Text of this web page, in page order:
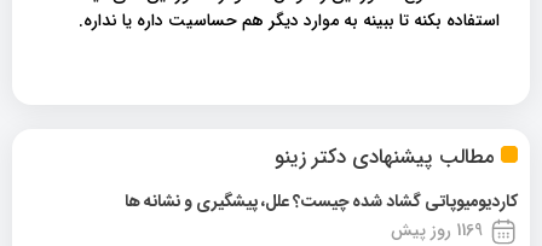
مطالب پیشنهادی دکتر زینو
کاردیومیوپاتی گشاد شده چیست؟ علل، پیشگیری و نشانه ها
1169 روز پیش
استفاده بکنه تا ببینه به موارد دیگر هم حساسیت داره یا نداره.